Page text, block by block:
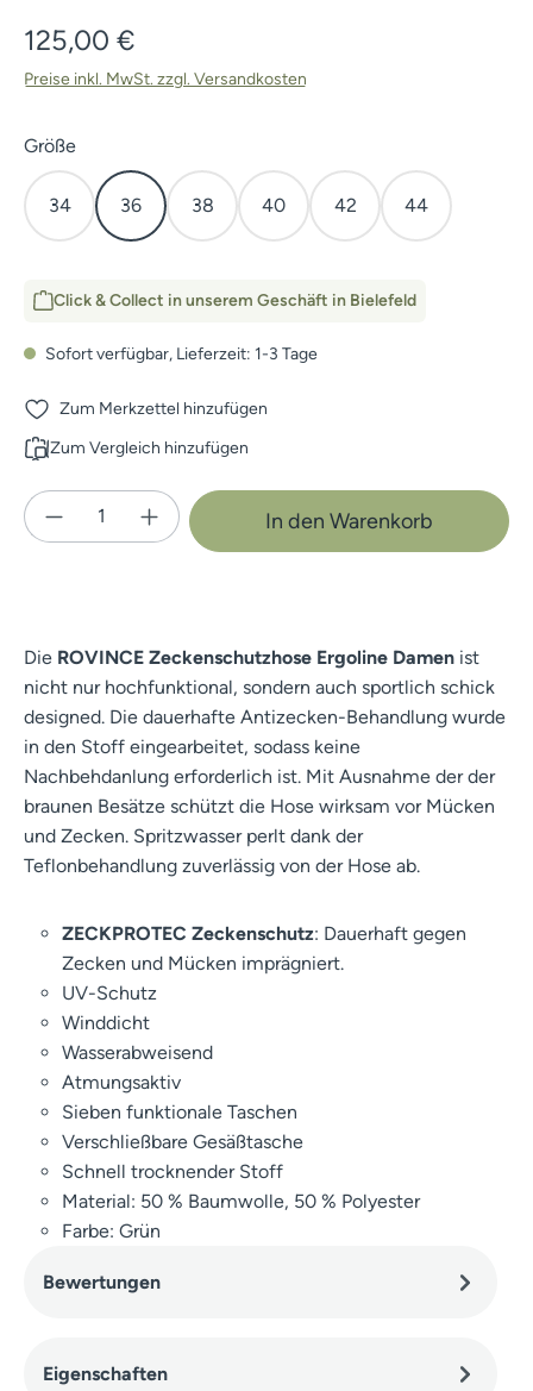
Regulärer Preis:
125,00 €
Preise inkl. MwSt. zzgl. Versandkosten
Größeauswählen
34 36 38 40 42 44
Click & Collect in unserem Geschäft in Bielefeld
Sofort verfügbar, Lieferzeit: 1-3 Tage
Zum Merkzettel hinzufügen
Zum Vergleich hinzufügen
Produkt Anzahl: Gib den gewünschten
In den Warenkorb
Die ROVINCE Zeckenschutzhose Ergoline Damen ist
nicht nur hochfunktional, sondern auch sportlich schick
designed. Die dauerhafte Antizecken-Behandlung wurde
in den Stoff eingearbeitet, sodass keine
Nachbehdanlung erforderlich ist. Mit Ausnahme der der
braunen Besätze schützt die Hose wirksam vor Mücken
und Zecken. Spritzwasser perlt dank der
Teflonbehandlung zuverlässig von der Hose ab.
ZECKPROTEC Zeckenschutz: Dauerhaft gegen
Zecken und Mücken imprägniert.
UV-Schutz
Winddicht
Wasserabweisend
Atmungsaktiv
Sieben funktionale Taschen
Verschließbare Gesäßtasche
Schnell trocknender Stoff
Material: 50 % Baumwolle, 50 % Polyester
Farbe: Grün
Bewertungen
Eigenschaften